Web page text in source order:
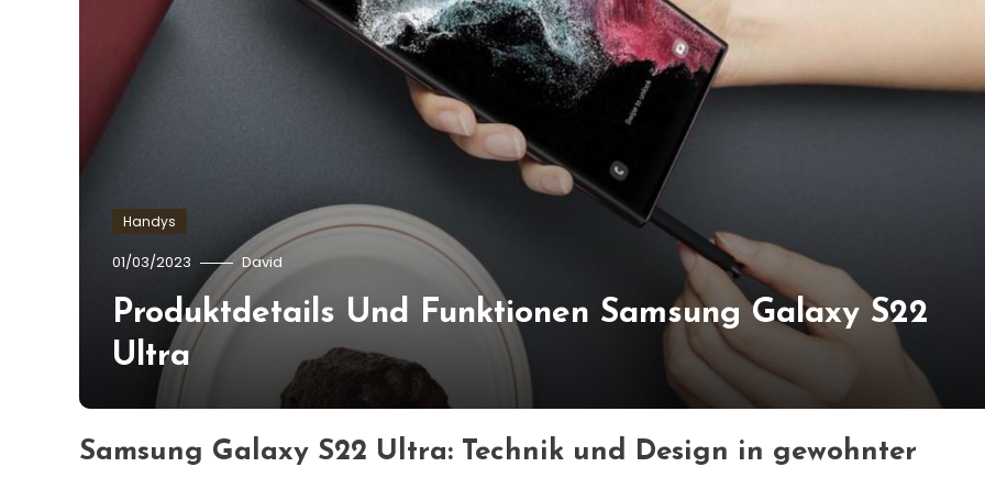
Handys
01/03/2023 David
Produktdetails Und Funktionen Samsung Galaxy S22
Ultra
Samsung Galaxy S22 Ultra: Technik und Design in gewohnter